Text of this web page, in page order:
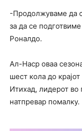
-Продолжуваме да
за да се
Роналдо.
Ал-Наср оваа
шест кола до
Итихад, лидерот во
натпревар помалку.